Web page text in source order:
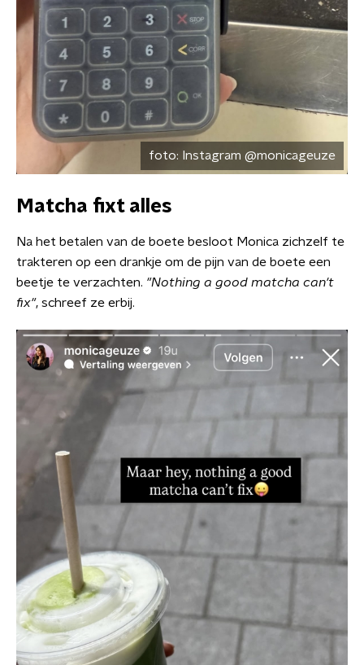
foto: Instagram @monicageuze
Matcha fixt alles
Na het betalen van de boete besloot Monica zichzelf te
trakteren op een drankje om de pijn van de boete een
beetje te verzachten. "Nothing a good matcha can't
fix", schreef ze erbij.